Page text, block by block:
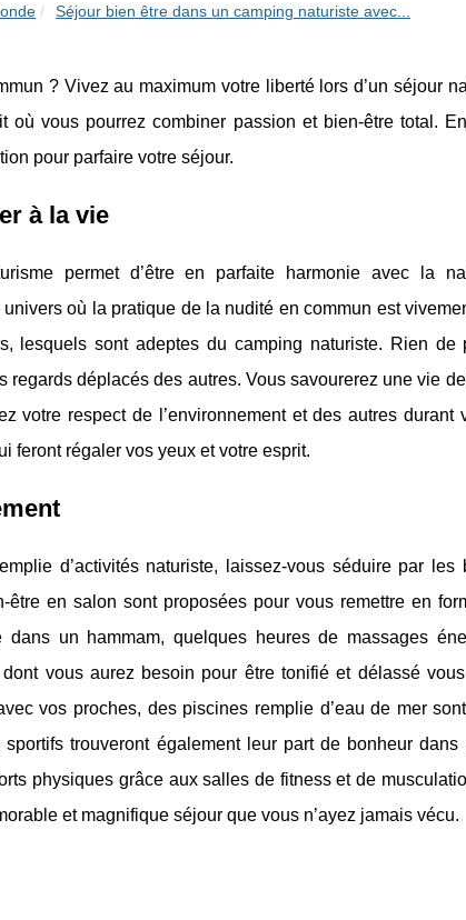
Séjour bien être dans un camping naturiste avec...
? Vivez au maximum votre liberté lors d’un séjour
où vous pourrez combiner passion et bien-être total.
pour parfaire votre séjour.
à la vie
permet d’être en parfaite harmonie avec la
où la pratique de la nudité en commun est
lesquels sont adeptes du camping naturiste. Rien
déplacés des autres. Vous savourerez une vie
votre respect de l’environnement et des autres durant
feront régaler vos yeux et votre esprit.
d’activités naturiste, laissez-vous séduire par les
être en salon sont proposées pour vous remettre en
un hammam, quelques heures de massages
vous aurez besoin pour être tonifié et délassé
vos proches, des piscines remplie d’eau de mer
trouveront également leur part de bonheur dans
physiques grâce aux salles de fitness et de
et magnifique séjour que vous n’ayez jamais vécu.